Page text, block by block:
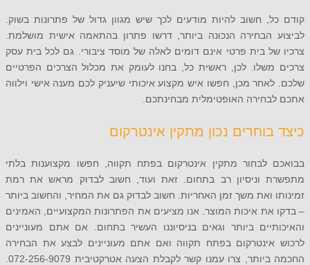
חשוב להיות מודעים לכך שיש מגוון גדול של פתרונות בשוק.
הבחירה הנכונה ביותר, דרשו פתרון בהתאמה אישית מושלמת.
בית פרטי אינם דומים לאלה של מוסד ציבורי. גם לכל בית עסק
לכן, ראשית כל, בחנו לעומק את מכלול הצרכים הפרטיים
מכן, חפשו איש מקצוע איכותי שיעניק לכם מענה אישי וילווה
האופטימלית מבחינתכם.
נכון מתקין אינטרקום
לבחור מתקין אינטרקום בפתח תקווה, חפשו מקצוענות בלתי
וניסיון רב בתחום. זאת ועוד, חשוב לבדוק מראש את רמת
ואת משך זמן האחריות. חשוב לבדוק גם את המחיר, והחשוב ביותר
איכות המוצר. אנו מציעים את הפתרונות המקצועיים, האמינים
ביותר וגאים בניסיוננו העשיר בתחום. אם אתם מעוניינים
בפתח תקווה ואם אתם מעוניינים לבצע את הבחירה
החכמה ביותר, צרו עמנו קשר לקבלת הצעה אטרקטיבית 072-256-9079.